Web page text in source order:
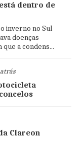
dentro de
inverno no Sul
doenças
a condens...
Clareon